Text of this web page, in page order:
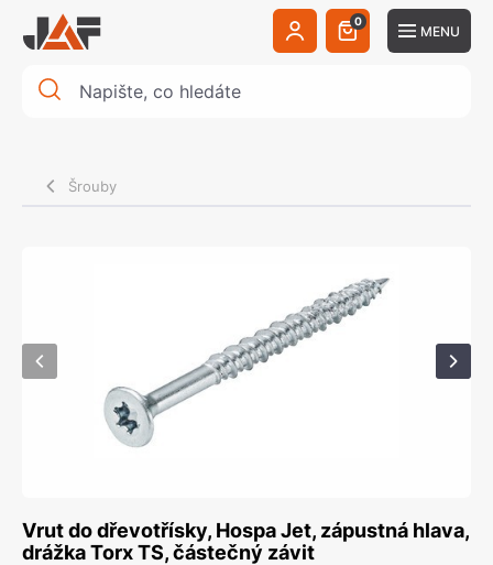
0
MENU
Šrouby
Vrut do dřevotřísky, Hospa Jet, zápustná hlava,
drážka Torx TS, částečný závit